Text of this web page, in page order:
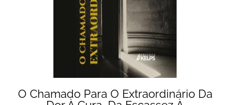
O Chamado Para O Extraordinário Da